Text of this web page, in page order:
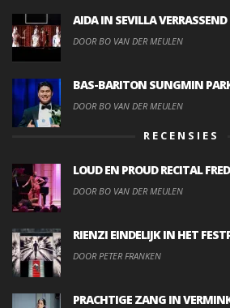
AIDA IN SEVILLA
DOOR BO VAN DER MEULEN
BAS-BARITON SUNGMIN
DOOR BO VAN DER MEULEN
RECENSIES
LOUD EN PROUD RECITAL
DOOR BO VAN DER MEULEN
RIENZI EINDELIJK IN HET
DOOR PETER FRANKEN
PRACHTIGE ZANG IN